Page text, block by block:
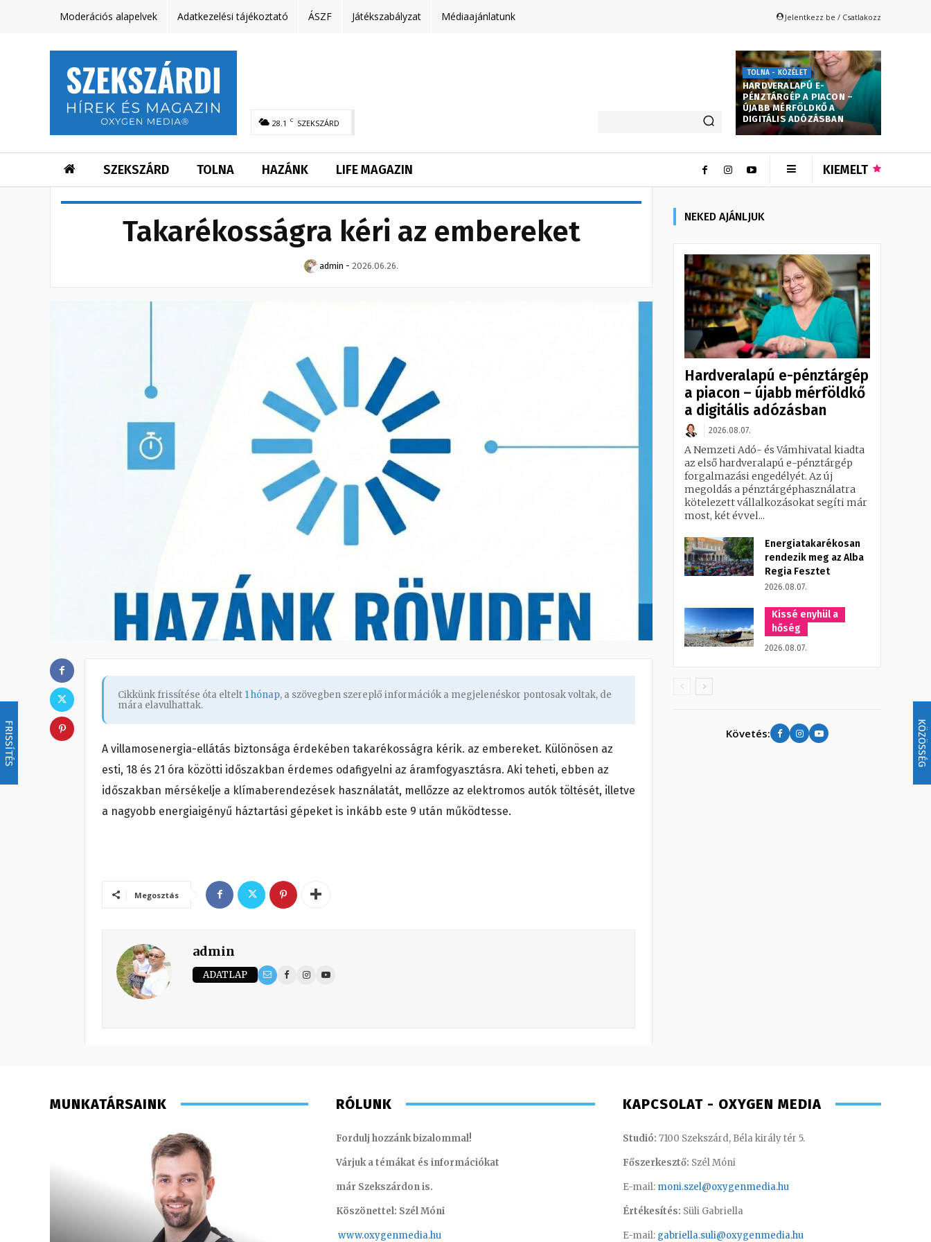
FRISSÍTÉS KÖZÖSSÉG
Moderációs alapelvek Adatkezelési tájékoztató ÁSZF Játékszabályzat Médiaajánlatunk Jelentkezz be / Csatlakozz
28.1 C SZEKSZÁRD
TOLNA - KÖZÉLET
HARDVERALAPÚ E-
PÉNZTÁRGÉP A PIACON –
ÚJABB MÉRFÖLDKŐ A
DIGITÁLIS ADÓZÁSBAN
SZEKSZÁRD TOLNA HAZÁNK LIFE MAGAZIN KIEMELT
Takarékosságra kéri az embereket
admin - 2026.06.26.
Cikkünk frissítése óta eltelt 1 hónap, a szövegben szereplő információk a megjelenéskor pontosak voltak, de
mára elavulhattak.
A villamosenergia-ellátás biztonsága érdekében takarékosságra kérik. az embereket. Különösen az
esti, 18 és 21 óra közötti időszakban érdemes odafigyelni az áramfogyasztásra. Aki teheti, ebben az
időszakban mérsékelje a klímaberendezések használatát, mellőzze az elektromos autók töltését, illetve
a nagyobb energiaigényű háztartási gépeket is inkább este 9 után működtesse.
Megosztás
admin
ADATLAP
NEKED AJÁNLJUK
Hardveralapú e-pénztárgép
a piacon – újabb mérföldkő
a digitális adózásban
2026.08.07.
A Nemzeti Adó- és Vámhivatal kiadta
az első hardveralapú e-pénztárgép
forgalmazási engedélyét. Az új
megoldás a pénztárgéphasználatra
kötelezett vállalkozásokat segíti már
most, két évvel...
Energiatakarékosan
rendezik meg az Alba
Regia Fesztet
2026.08.07.
Kissé enyhül a
hőség
2026.08.07.
Követés:
MUNKATÁRSAINK RÓLUNK
Fordulj hozzánk bizalommal!
Várjuk a témákat és információkat
már Szekszárdon is.
Köszönettel: Szél Móni
www.oxygenmedia.hu
KAPCSOLAT - OXYGEN MEDIA
Studió: 7100 Szekszárd, Béla király tér 5.
Főszerkesztő: Szél Móni
E-mail: moni.szel@oxygenmedia.hu
Értékesítés: Süli Gabriella
E-mail: gabriella.suli@oxygenmedia.hu